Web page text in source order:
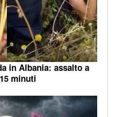
in Albania: assalto a
minuti